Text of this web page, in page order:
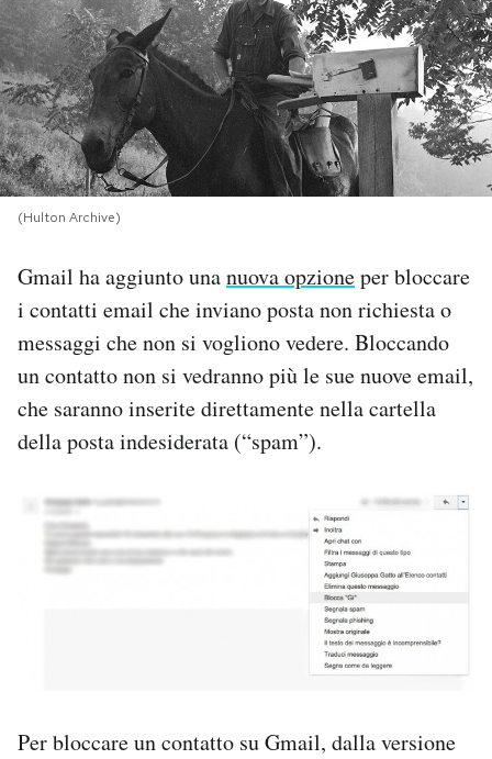
PODCAST
NEWSLETTER
I MIEI PREFERITI
SHOP
CALENDARIO
AREA PERSONALE
Notifiche mobile
Regala il Post
Hai bisogno di aiuto?
(Hulton Archive)
Gmail ha aggiunto unanuova opzioneper bloccare
i contatti email che inviano posta non richiesta o
messaggi che non si vogliono vedere. Bloccando
un contatto non si vedranno più le sue nuove email,
che saranno inserite direttamente nella cartella
della posta indesiderata (“spam”).
Per bloccare un contatto su Gmail, dalla versione